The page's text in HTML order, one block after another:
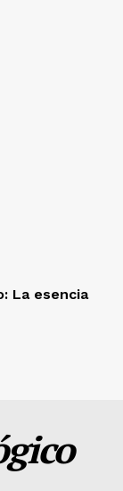
La esencia